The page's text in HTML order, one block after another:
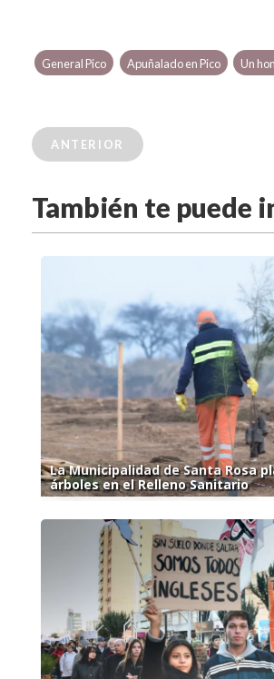
General Pico Apuñalado en Pico Un
ANTERIOR
También te puede
La Municipalidad de Santa Rosa
árboles en el Relleno Sanitario